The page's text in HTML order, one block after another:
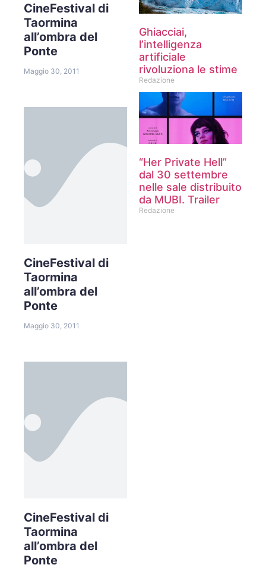
CineFestival di
Taormina
all’ombra del
Ponte
Maggio 30, 2011
CineFestival di
Taormina
all’ombra del
Ponte
Maggio 30, 2011
CineFestival di
Taormina
all’ombra del
Ponte
Ghiacciai,
l’intelligenza
artificiale
rivoluziona le stime
Redazione
“Her Private Hell”
dal 30 settembre
nelle sale distribuito
da MUBI. Trailer
Redazione